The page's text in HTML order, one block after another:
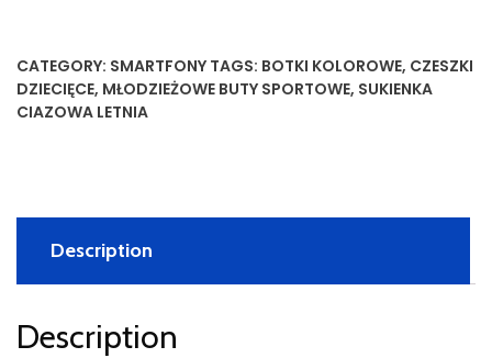
CATEGORY: SMARTFONY TAGS: BOTKI KOLOROWE, CZESZKI
DZIECIĘCE, MŁODZIEŻOWE BUTY SPORTOWE, SUKIENKA
CIAZOWA LETNIA
Description
Description